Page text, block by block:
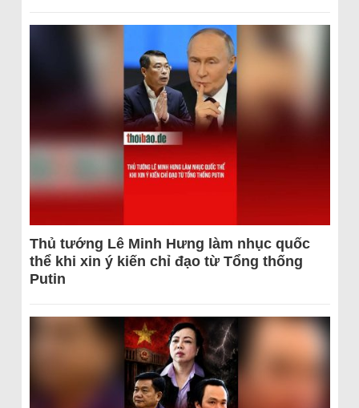
Thủ tướng Lê Minh Hưng làm nhục quốc
thể khi xin ý kiến chỉ đạo từ Tổng thống
Putin